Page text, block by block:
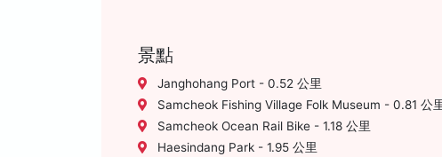
景點
Janghohang Port - 0.52 公里
Samcheok Fishing Village Folk Museum - 0.81 公
Samcheok Ocean Rail Bike - 1.18 公里
Haesindang Park - 1.95 公里